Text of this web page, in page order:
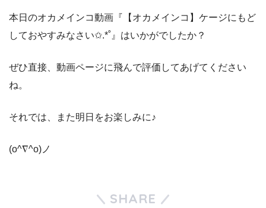
本日のオカメインコ動画『【オカメインコ】ケージにもど
しておやすみなさい✩.*˚』はいかがでしたか？
ぜひ直接、動画ページに飛んで評価してあげてください
ね。
それでは、また明日をお楽しみに♪
(o^∇^o)ノ
SHARE